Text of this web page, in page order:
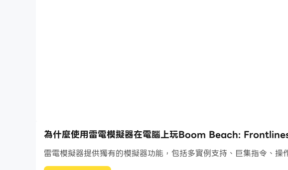
收集和升級各種部隊、載具、強化道具和防禦，每一種都有自己的策
為什麼使用雷電模擬器在電腦上玩Boom Beach:
雷電模擬器提供獨有的模擬器功能，包括多實例支持、巨集指令、操